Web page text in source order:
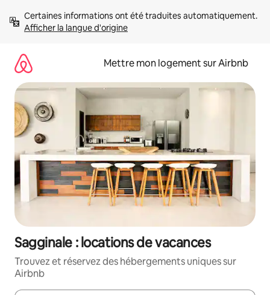
directement
Afficher la langue d'origine
Mettre mon logement sur Airbnb
Sagginale : locations de vacances
Trouvez et réservez des hébergements uniques sur
Airbnb